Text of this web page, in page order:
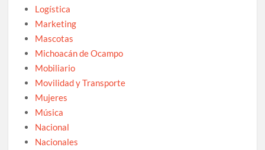
Logística
Marketing
Mascotas
Michoacán de Ocampo
Mobiliario
Movilidad y Transporte
Mujeres
Música
Nacional
Nacionales